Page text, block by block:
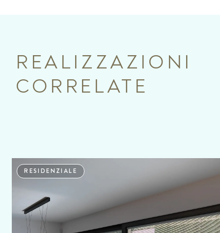
REALIZZAZIONI
CORRELATE
RESIDENZIALE